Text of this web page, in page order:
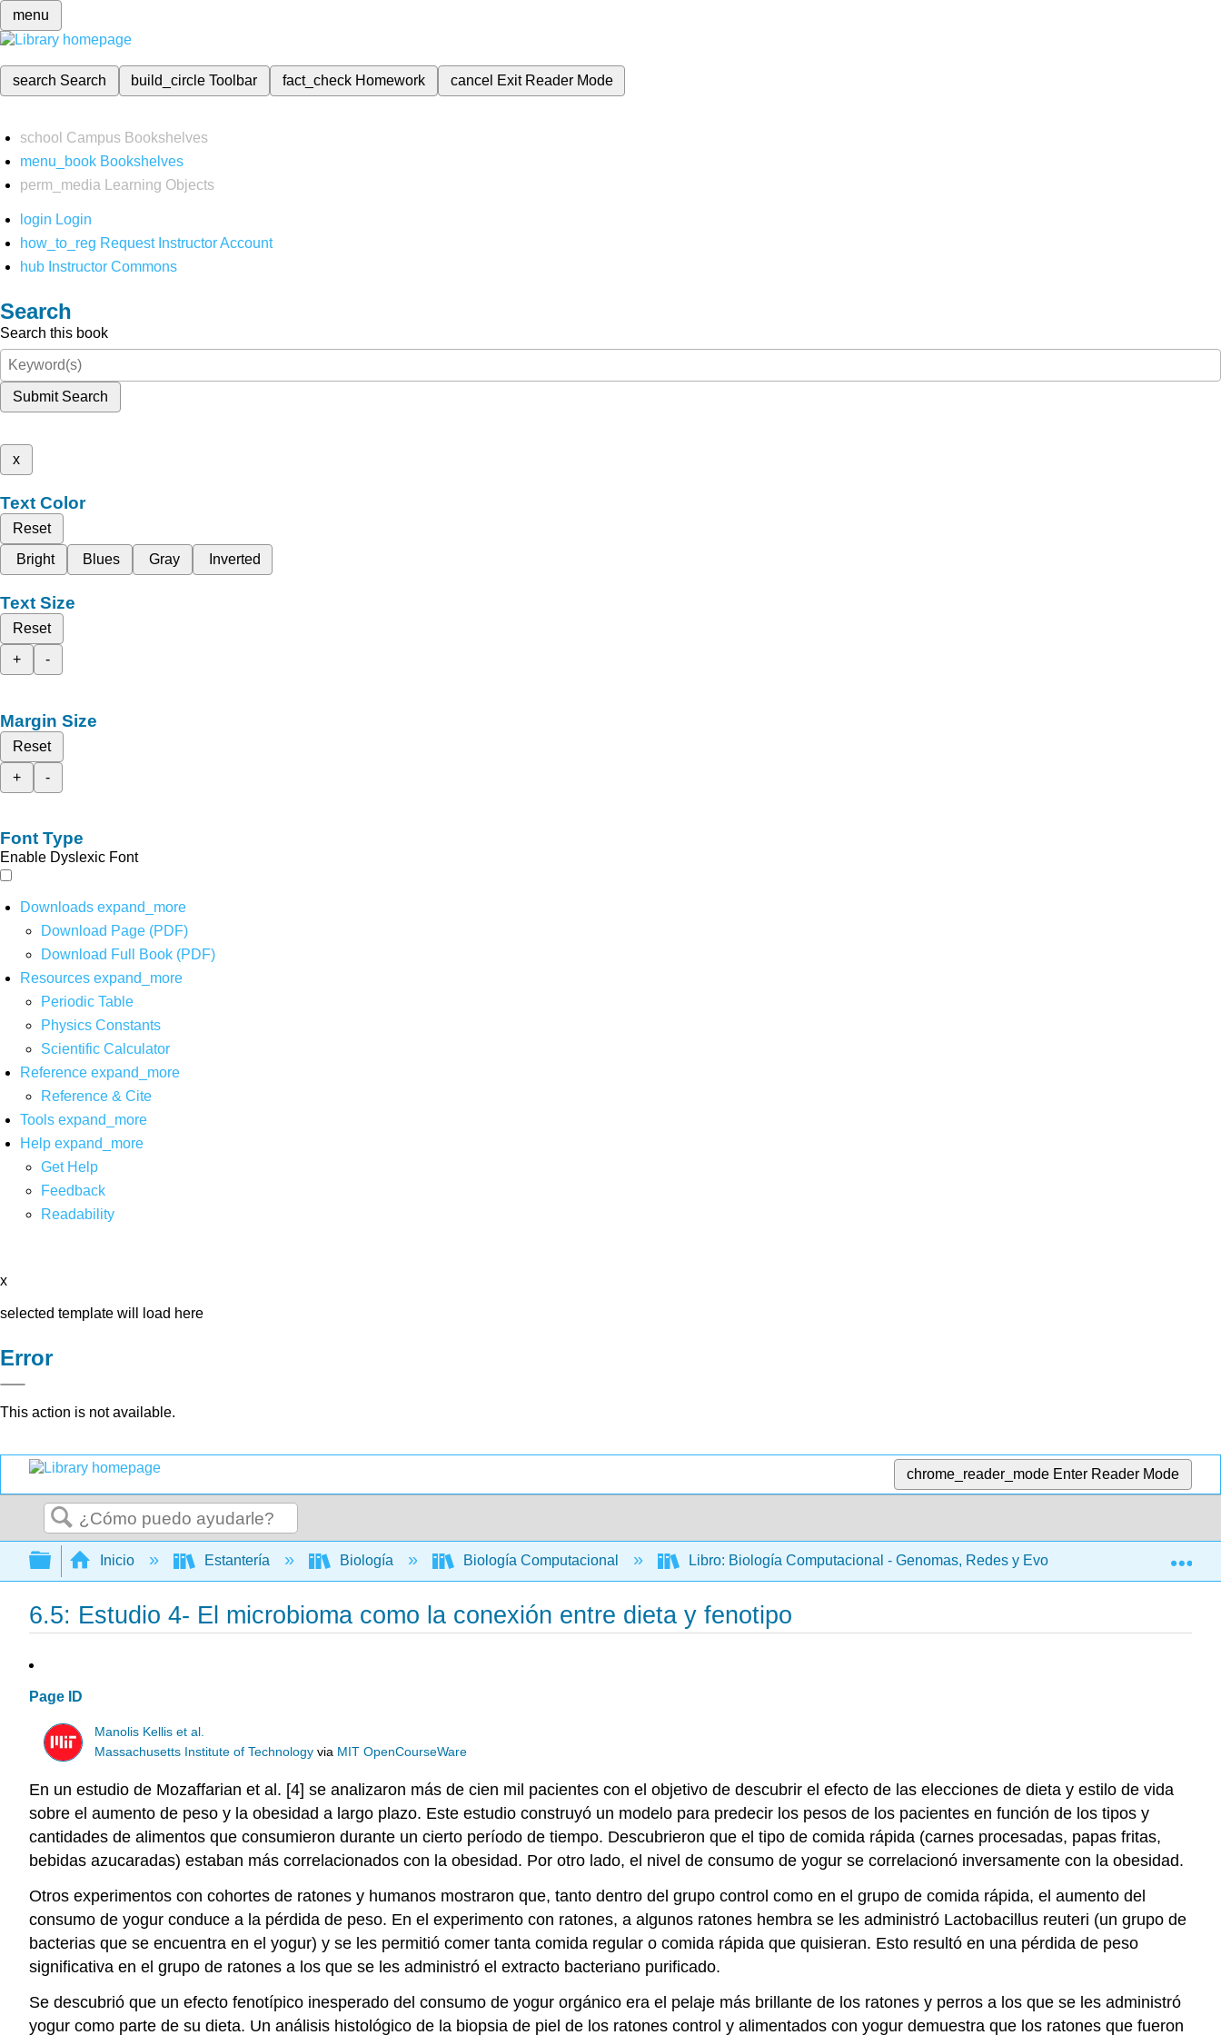
menu
search Search build_circleToolbar fact_check Homework cancel Exit Reader Mode
school Campus Bookshelves
menu_book Bookshelves
perm_media
Learning Objects
login Login
how_to_reg Request Instructor Account
hub Instructor Commons
Search
Search this book
Submit Search
x
Text Color
Reset
Bright
Blues Gray Inverted
Text Size
Reset
+
-
Margin Size
Reset
+
-
Font Type
Enable Dyslexic Font
Downloads expand_more
Download Page (PDF)
Download Full Book (PDF)
Resources expand_more
Periodic Table
Physics Constants
Scientific Calculator
Reference expand_more
Reference & Cite
Tools expand_more
Help expand_more
Get Help
Feedback
Readability
x
selected template will load here
Error
This action is not available.
chrome_reader_mode Enter Reader Mode
Buscar
Expandir/contraer jerarquía global
Inicio Estantería Biología Biología Computacional Libro: Biología Computacional - Genomas, Redes y Evolución (Kellis et al.)
6.5: Estudio 4- El microbioma como la conexión entre dieta y fenotipo
Page ID
Manolis Kellis et al.
Massachusetts Institute of Technology via MIT OpenCourseWare
En un estudio de Mozaffarian et al. [4] se analizaron más de cien mil pacientes con el objetivo de descubrir el efecto de las elecciones de dieta y estilo de vida
sobre el aumento de peso y la obesidad a largo plazo. Este estudio construyó un modelo para predecir los pesos de los pacientes en función de los tipos y
cantidades de alimentos que consumieron durante un cierto período de tiempo. Descubrieron que el tipo de comida rápida (carnes procesadas, papas fritas,
bebidas azucaradas) estaban más correlacionados con la obesidad. Por otro lado, el nivel de consumo de yogur se correlacionó inversamente con la obesidad.
Otros experimentos con cohortes de ratones y humanos mostraron que, tanto dentro del grupo control como en el grupo de comida rápida, el aumento del
consumo de yogur conduce a la pérdida de peso. En el experimento con ratones, a algunos ratones hembra se les administró Lactobacillus reuteri (un grupo de
bacterias que se encuentra en el yogur) y se les permitió comer tanta comida regular o comida rápida que quisieran. Esto resultó en una pérdida de peso
significativa en el grupo de ratones a los que se les administró el extracto bacteriano purificado.
Se descubrió que un efecto fenotípico inesperado del consumo de yogur orgánico era el pelaje más brillante de los ratones y perros a los que se les administró
yogur como parte de su dieta. Un análisis histológico de la biopsia de piel de los ratones control y alimentados con yogur demuestra que los ratones que fueron